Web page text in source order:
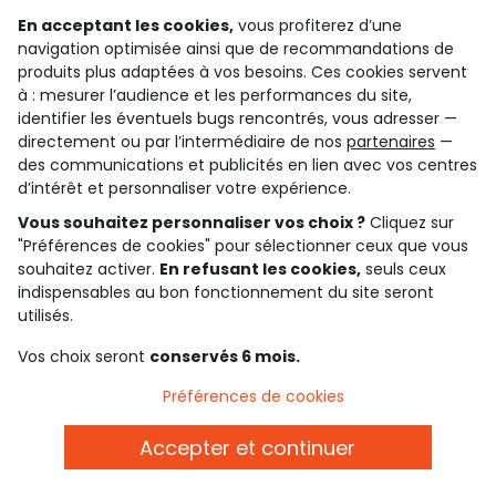
Consulter les CGU
Téléchargez notre application
Découvrir notre application
besoin d'aide ?
le club fidélité
notre catalogue
Conditions générales de ventes et d'utilisation
Conditions d’utilisation des réseaux sociaux
En acceptant les cookies, vous profiterez d’une
navigation optimisée ainsi que de recommandations de
produits plus adaptées à vos besoins. Ces cookies servent
à : mesurer l’audience et les performances du site,
identifier les éventuels bugs rencontrés, vous adresser —
directement ou par l’intermédiaire de nos partenaires —
des communications et publicités en lien avec vos centres
d’intérêt et personnaliser votre expérience.
Vous souhaitez personnaliser vos choix ? Cliquez sur
"Préférences de cookies" pour sélectionner ceux que vous
souhaitez activer. En refusant les cookies, seuls ceux
indispensables au bon fonctionnement du site seront
utilisés.
Vos choix seront conservés 6 mois.
Préférences de cookies
Accepter et continuer